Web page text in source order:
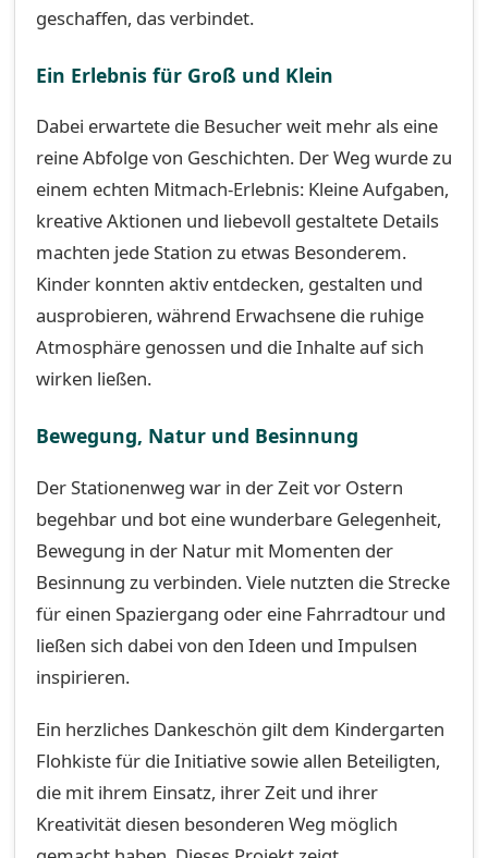
geschaffen, das verbindet.
Ein Erlebnis für Groß und Klein
Dabei erwartete die Besucher weit mehr als eine
reine Abfolge von Geschichten. Der Weg wurde zu
einem echten Mitmach-Erlebnis: Kleine Aufgaben,
kreative Aktionen und liebevoll gestaltete Details
machten jede Station zu etwas Besonderem.
Kinder konnten aktiv entdecken, gestalten und
ausprobieren, während Erwachsene die ruhige
Atmosphäre genossen und die Inhalte auf sich
wirken ließen.
Bewegung, Natur und Besinnung
Der Stationenweg war in der Zeit vor Ostern
begehbar und bot eine wunderbare Gelegenheit,
Bewegung in der Natur mit Momenten der
Besinnung zu verbinden. Viele nutzten die Strecke
für einen Spaziergang oder eine Fahrradtour und
ließen sich dabei von den Ideen und Impulsen
inspirieren.
Ein herzliches Dankeschön gilt dem Kindergarten
Flohkiste für die Initiative sowie allen Beteiligten,
die mit ihrem Einsatz, ihrer Zeit und ihrer
Kreativität diesen besonderen Weg möglich